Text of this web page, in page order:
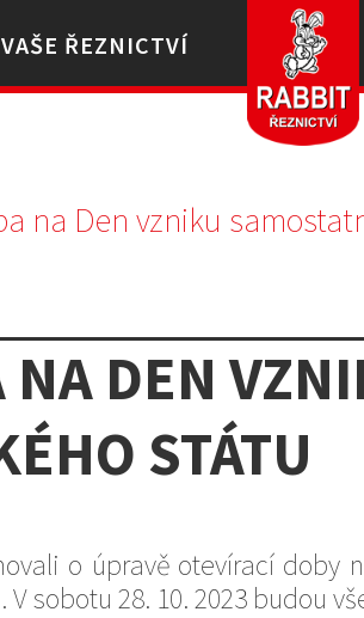
VAŠE ŘEZNICTVÍ
na Den vzniku
DEN
STÁTU
o úpravě otevírací doby
sobotu 28. 10. 2023 budou